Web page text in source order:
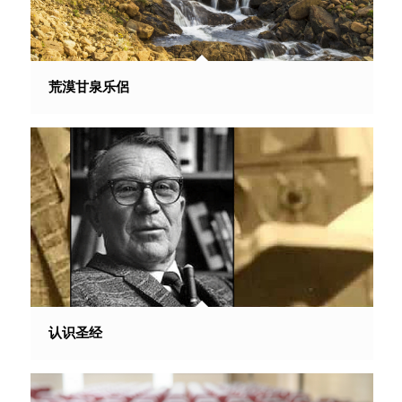
荒漠甘泉乐侶
认识圣经